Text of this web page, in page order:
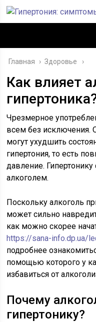
Главная › Здоровье
Как влияет
Чрезмерное
всем без исключения.
могут ухудшить
гипертония, то есть
давление. Гипертонику
алкоголем.
Поскольку алкоголь
может сильно
как можно скорее
https://sana-info.dp.ua/
подробнее
помощью которого у
избавиться от
Почему
гипертонику?